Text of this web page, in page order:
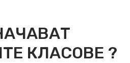
КЛАСОВЕ ?